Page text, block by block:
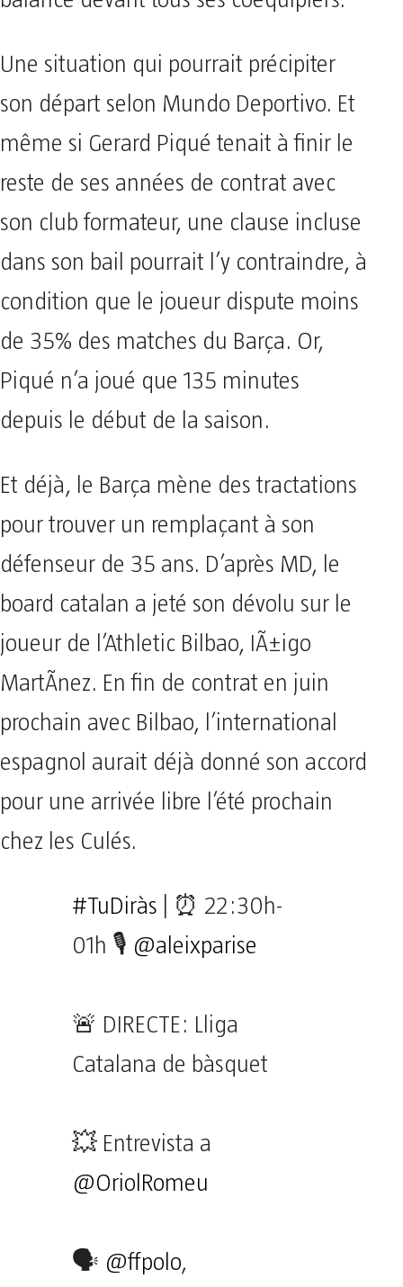
Une situation qui pourrait précipiter
son départ selon Mundo Deportivo. Et
même si Gerard Piqué tenait à finir le
reste de ses années de contrat avec
son club formateur, une clause incluse
dans son bail pourrait l’y contraindre, à
condition que le joueur dispute moins
de 35% des matches du Barça. Or,
Piqué n’a joué que 135 minutes
depuis le début de la saison.
Et déjà, le Barça mène des tractations
pour trouver un remplaçant à son
défenseur de 35 ans. D’après MD, le
board catalan a jeté son dévolu sur le
joueur de l’Athletic Bilbao, IÃ±igo
MartÃ­nez. En fin de contrat en juin
prochain avec Bilbao, l’international
espagnol aurait déjà donné son accord
pour une arrivée libre l’été prochain
chez les Culés.
#TuDiràs | ⏰ 22:30h-
01h 🎙 @aleixparise
🚨 DIRECTE: Lliga
Catalana de bàsquet
💥 Entrevista a
@OriolRomeu
🗣 @ffpolo,